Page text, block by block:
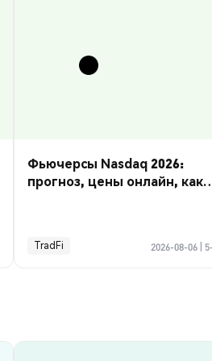
Фьючерсы Nasdaq 2026:
прогноз, цены онлайн, как
TradFi 2026-08-06